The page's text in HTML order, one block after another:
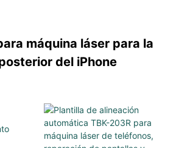
máquina láser para la
del iPhone